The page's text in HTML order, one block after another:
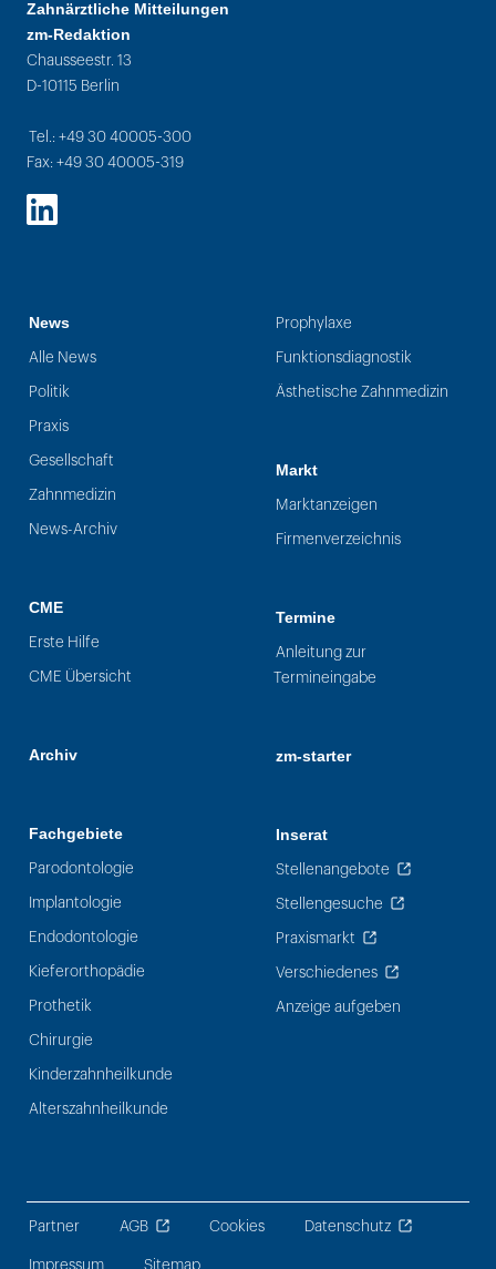
Zahnärztliche Mitteilungen
zm-Redaktion
Chausseestr. 13
D-10115 Berlin
Tel.: +49 30 40005-300
Fax: +49 30 40005-319
LinkedIn
News
Alle News
Politik
Praxis
Gesellschaft
Zahnmedizin
News-Archiv
CME
Erste Hilfe
CME Übersicht
Archiv
Fachgebiete
Parodontologie
Implantologie
Endodontologie
Kieferorthopädie
Prothetik
Chirurgie
Kinderzahnheilkunde
Alterszahnheilkunde
Prophylaxe
Funktionsdiagnostik
Ästhetische Zahnmedizin
Markt
Marktanzeigen
Firmenverzeichnis
Termine
Anleitung zur
Termineingabe
zm-starter
Inserat
Stellenangebote
Stellengesuche
Praxismarkt
Verschiedenes
Anzeige aufgeben
Partner AGB Cookies Datenschutz
Impressum Sitemap